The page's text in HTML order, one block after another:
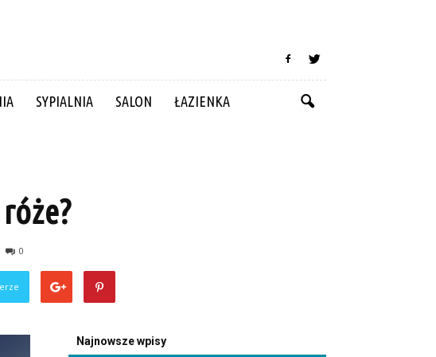
SYPIALNIA SALON ŁAZIENKA
0
Najnowsze wpisy